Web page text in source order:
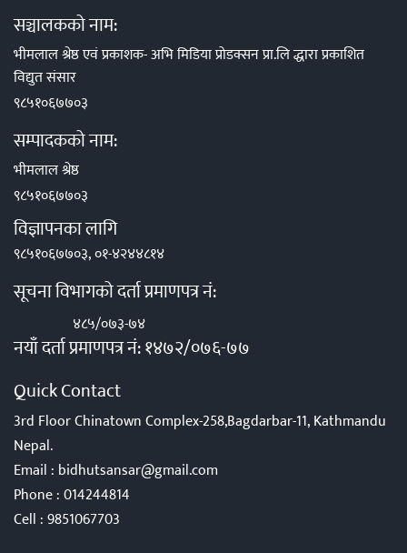
सञ्चालकको नाम:
भीमलाल श्रेष्ठ एवं प्रकाशक- अभि मिडिया प्रोडक्सन प्रा.लि द्धारा प्रकाशित
विद्युत संसार
९८५१०६७७०३
सम्पादकको नाम:
भीमलाल श्रेष्ठ
९८५१०६७७०३
विज्ञापनका लागि
९८५१०६७७०३, ०१-४२४४८१४
सूचना विभागको दर्ता प्रमाणपत्र नं:
४८५/०७३-७४
नयाँ दर्ता प्रमाणपत्र नं: १४७२/०७६-७७
Quick Contact
3rd Floor Chinatown Complex-258,Bagdarbar-11, Kathmandu
Nepal.
Email : bidhutsansar@gmail.com
Phone :014244814
Cell :9851067703